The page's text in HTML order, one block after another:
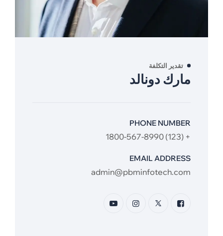
تقدير التكلفة
مارك دونالد
PHONE NUMBER
+ (123) 1800-567-8990
EMAIL ADDRESS
admin@pbminfotech.com